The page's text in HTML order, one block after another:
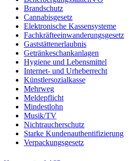
Brandschutz
Cannabisgesetz
Elektronische Kassensysteme
Fachkräfteeinwanderungsgesetz
Gaststättenerlaubnis
Getränkeschankanlagen
Hygiene und Lebensmittel
Internet- und Urheberrecht
Künstlersozialkasse
Mehrweg
Meldepflicht
Mindestlohn
Musik/TV
Nichtraucherschutz
Starke Kundenauthentifizierung
Verpackungsgesetz